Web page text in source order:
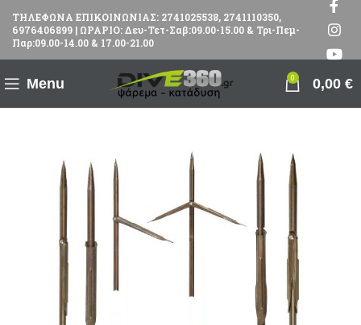
ΤΗΛΕΦΩΝΑ ΕΠΙΚΟΙΝΩΝΙΑΣ: 2741025538, 2741110350,
6976406899 | ΩΡΑΡΙΟ: Δευ-Τετ-Σαβ:09.00-15.00 & Τρι-Πεμ-
Παρ:09.00-14.00 & 17.00-21.00
Menu 0 0,00 €